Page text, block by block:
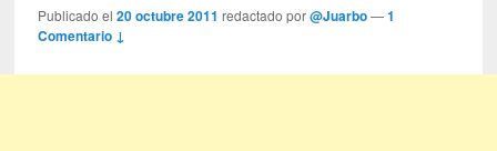
Publicado el20 octubre 2011 redactado por@Juarbo —1
Comentario ↓